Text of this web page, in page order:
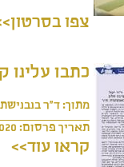
צפו
כתבו עלינו
מתוך: ד"ר
תאריך פרסום: 08.2020
קראו עוד>>